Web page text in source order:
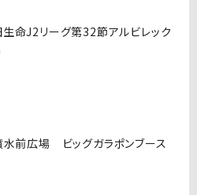
命J2リーグ第32節アルビレック
前広場 ビッグガラポンブース